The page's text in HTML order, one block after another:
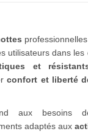
e
r
à
l
a
e
r
a
u
n
utilisateurs dans les
et
confort et liberté
aux besoins
adaptés aux